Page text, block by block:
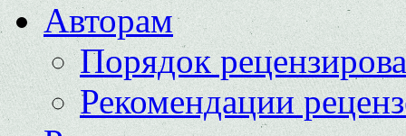
Авторам
Порядок
Рекомендации